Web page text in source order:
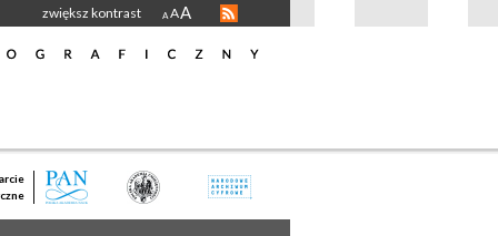
zwiększ kontrast A AA